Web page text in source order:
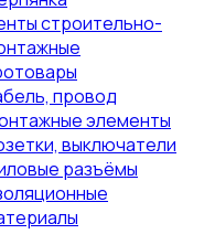
строительно-
провод
элементы
выключатели
разъёмы